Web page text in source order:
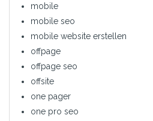
mobile
mobile seo
mobile website erstellen
offpage
offpage seo
offsite
one pager
one pro seo